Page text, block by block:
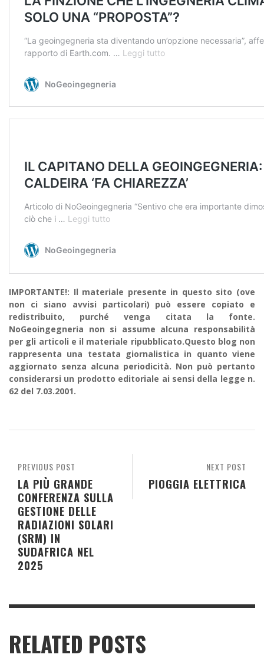
IMPORTANTE!: Il materiale presente in questo sito (ove
non ci siano avvisi particolari) può essere copiato e
redistribuito, purché venga citata la fonte.
NoGeoingegneria non si assume alcuna responsabilità
per gli articoli e il materiale ripubblicato.Questo blog non
rappresenta una testata giornalistica in quanto viene
aggiornato senza alcuna periodicità. Non può pertanto
considerarsi un prodotto editoriale ai sensi della legge n.
62 del 7.03.2001.
NEXT POST
PIOGGIA ELETTRICA
PREVIOUS POST
LA PIÙ GRANDE
CONFERENZA SULLA
GESTIONE DELLE
RADIAZIONI SOLARI
(SRM) IN
SUDAFRICA NEL
2025
RELATED POSTS